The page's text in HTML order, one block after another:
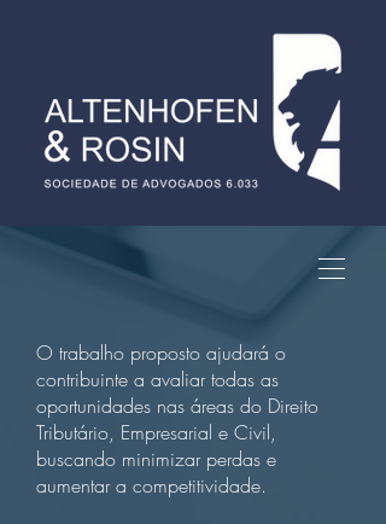
O trabalho proposto ajudará o
contribuinte a avaliar todas as
oportunidades nas áreas do Direito
Tributário, Empresarial e Civil,
buscando minimizar perdas e
aumentar a competitividade.